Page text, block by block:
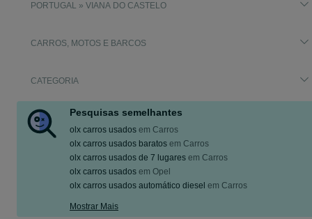
PORTUGAL » VIANA DO CASTELO
CARROS, MOTOS E BARCOS
CATEGORIA
Pesquisas semelhantes
olx carros usados em Carros
olx carros usados baratos em Carros
olx carros usados de 7 lugares em Carros
olx carros usados em Opel
olx carros usados automático diesel em Carros
Mostrar Mais